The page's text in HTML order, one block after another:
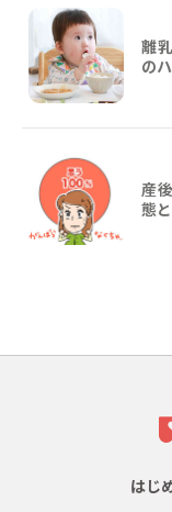
離
の
産
態
はじ